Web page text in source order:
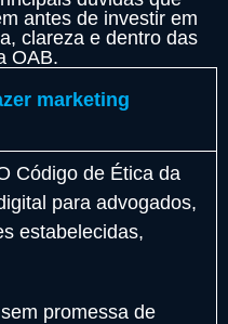
antes de investir em
clareza e dentro das
OAB.
marketing
Código de Ética da
para advogados,
estabelecidas,
promessa de